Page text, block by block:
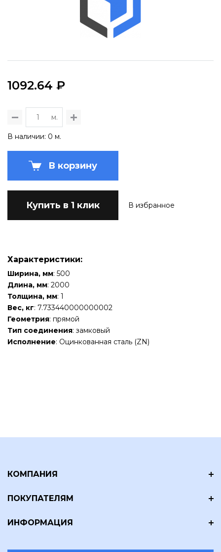
1092.64 ₽
м.
В наличии: 0 м.
В корзину
Купить в 1 клик В избранное
Характеристики:
Ширина, мм: 500
Длина, мм: 2000
Толщина, мм: 1
Вес, кг: 7.733440000000002
Геометрия: прямой
Тип соединения: замковый
Исполнение: Оцинкованная сталь (ZN)
КОМПАНИЯ
ПОКУПАТЕЛЯМ
ИНФОРМАЦИЯ